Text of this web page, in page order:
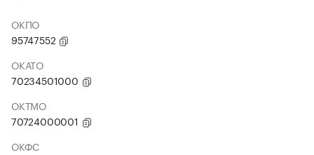
ОКПО
95747552
ОКАТО
70234501000
ОКТМО
70724000001
ОКФС